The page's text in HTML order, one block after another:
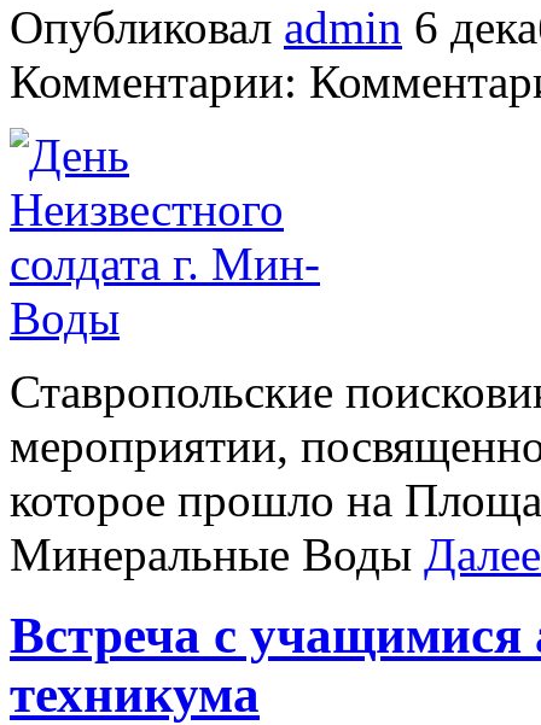
Опубликовал admin 6
Комментарии:
Ставропольские
мероприятии,
которое прошло на
Минеральные Воды
Встреча с учащимися
техникума